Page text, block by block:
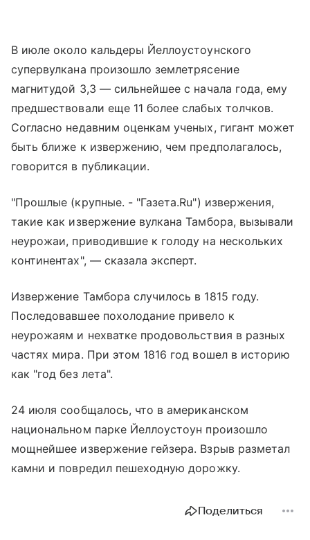
В июле около кальдеры Йеллоустоунского
супервулкана произошло землетрясение
магнитудой 3,3 — сильнейшее с начала года, ему
предшествовали еще 11 более слабых толчков.
Согласно недавним оценкам ученых, гигант может
быть ближе к извержению, чем предполагалось,
говорится в публикации.
"Прошлые (крупные. - "Газета.Ru") извержения,
такие как извержение вулкана Тамбора, вызывали
неурожаи, приводившие к голоду на нескольких
континентах", — сказала эксперт.
Извержение Тамбора случилось в 1815 году.
Последовавшее похолодание привело к
неурожаям и нехватке продовольствия в разных
частях мира. При этом 1816 год вошел в историю
как "год без лета".
24 июля сообщалось, что в американском
национальном парке Йеллоустоун произошло
мощнейшее извержение гейзера. Взрыв разметал
камни и повредил пешеходную дорожку.
Поделиться